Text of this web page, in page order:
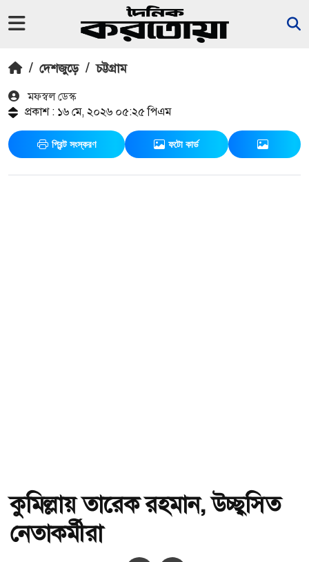
/ দেশজুড়ে / চট্টগ্রাম
মফস্বল ডেস্ক
প্রকাশ : ১৬ মে, ২০২৬ ০৫:২৫ পিএম
প্রিন্ট সংস্করণ ফটো কার্ড
কুমিল্লায় তারেক রহমান, উচ্ছ্বসিত
নেতাকর্মীরা